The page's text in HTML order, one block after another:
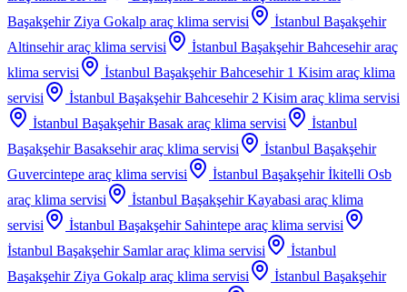
Başakşehir Ziya Gokalp araç klima servisi
İstanbul Başakşehir
Altinsehir araç klima servisi İstanbul Başakşehir Bahcesehir araç
klima servisi
İstanbul Başakşehir Bahcesehir 1 Kisim araç klima
servisi
İstanbul Başakşehir Bahcesehir 2 Kisim araç klima servisi
İstanbul Başakşehir Basak araç klima servisi
İstanbul
Başakşehir Basaksehir araç klima servisi
İstanbul Başakşehir
Guvercintepe araç klima servisi
İstanbul Başakşehir İkitelli Osb
araç klima servisi
İstanbul Başakşehir Kayabasi araç klima
servisi
İstanbul Başakşehir Sahintepe araç klima servisi
İstanbul Başakşehir Samlar araç klima servisi
İstanbul
Başakşehir Ziya Gokalp araç klima servisi İstanbul Başakşehir